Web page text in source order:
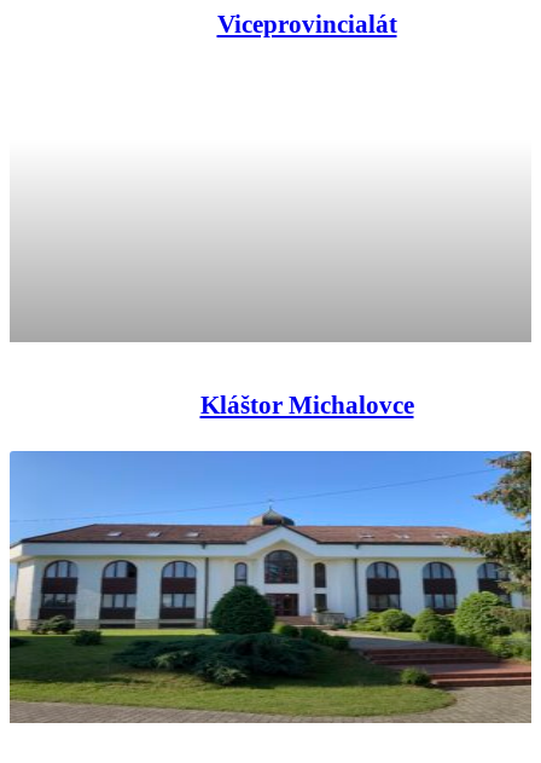
Viceprovincialát
Kláštor Michalovce